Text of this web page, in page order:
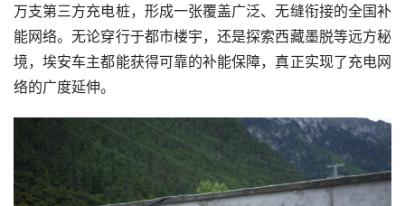
万支第三方充电桩，形成一张覆盖广泛、无缝衔接的全国补
能网络。无论穿行于都市楼宇，还是探索西藏墨脱等远方秘
境，埃安车主都能获得可靠的补能保障，真正实现了充电网
络的广度延伸。